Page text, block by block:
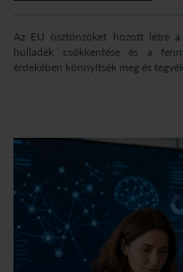
Az EU ösztönzőket hozott létre
hulladék csökkentése és a
érdekében könnyítsék meg és